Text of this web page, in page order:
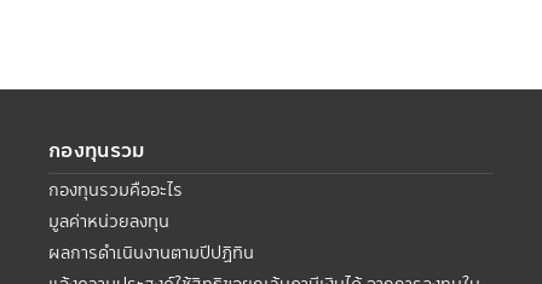
กองทุนรวม
กองทุนรวมคืออะไร
มูลค่าหน่วยลงทุน
ผลการดำเนินงานตามปีปฏิทิน